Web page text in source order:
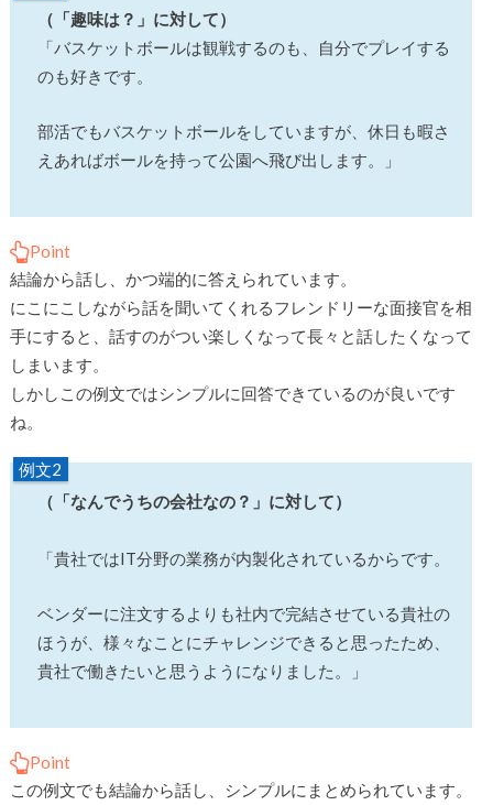
（「趣味は？」に対して）
「バスケットボールは観戦するのも、自分でプレイする
のも好きです。
部活でもバスケットボールをしていますが、休日も暇さ
えあればボールを持って公園へ飛び出します。」
Point
結論から話し、かつ端的に答えられています。
にこにこしながら話を聞いてくれるフレンドリーな面接官を相
手にすると、話すのがつい楽しくなって長々と話したくなって
しまいます。
しかしこの例文ではシンプルに回答できているのが良いです
ね。
例文2
（「なんでうちの会社なの？」に対して）
「貴社ではIT分野の業務が内製化されているからです。
ベンダーに注文するよりも社内で完結させている貴社の
ほうが、様々なことにチャレンジできると思ったため、
貴社で働きたいと思うようになりました。」
Point
この例文でも結論から話し、シンプルにまとめられています。